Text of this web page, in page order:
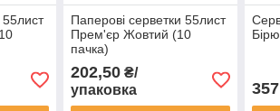
55лист
Паперові серветки 55лист
Прем'єр Жовтий (10
пачка)
202,50₴/
упаковка
357